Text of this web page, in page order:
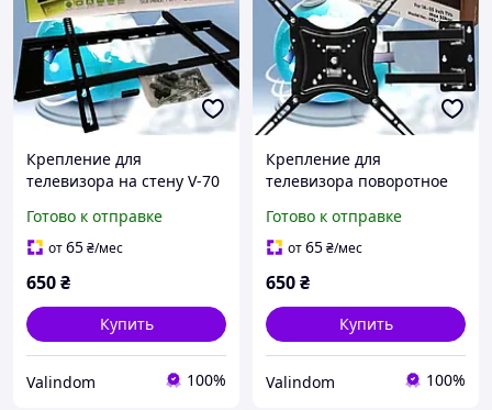
Крепление для
телевизора на стену V-70
Кронштейн Держатель
для ТВ
Готово к отправке
от65₴/мес
650₴
Купить
Valindom 100%
Крепление для
телевизора поворотное
HDL-117B-2/ 6896/14"-55"
дюймов/ Кронштейн для
Готово к отправке
от65₴/мес
650₴
Купить
Valindom 100%